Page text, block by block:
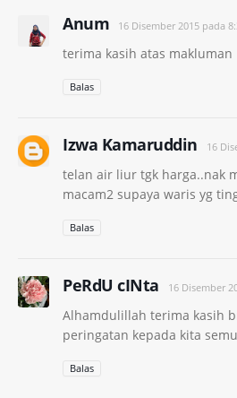
Anum 16 Disember 2015 pada
terima kasih atas makluman
Balas
Izwa Kamaruddin 16
telan air liur tgk harga..nak
macam2 supaya waris yg
Balas
PeRdU cINta 16 Disember
Alhamdulillah terima kasih
peringatan kepada kita
Balas